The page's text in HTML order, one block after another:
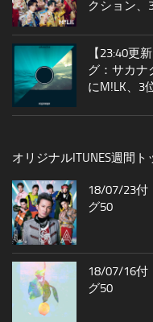
クション、
【23:40更
グ：サカナ
にM!LK、3
オリジナルITUNES週間ト
18/07/23付
グ50
18/07/16付
グ50